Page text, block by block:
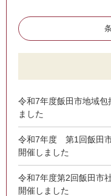
令和7年度飯田市地域包
ました
令和7年度 第1回飯田
開催しました
令和7年度第2回飯田市
開催しました